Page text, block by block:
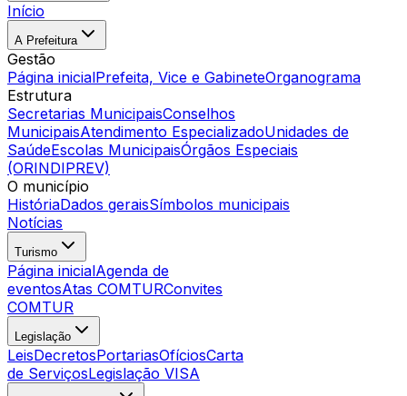
Início
A Prefeitura
Gestão
Página inicialPrefeita, Vice e GabineteOrganograma
Estrutura
Secretarias MunicipaisConselhos
MunicipaisAtendimento EspecializadoUnidades de
SaúdeEscolas MunicipaisÓrgãos Especiais
(ORINDIPREV)
O município
HistóriaDados geraisSímbolos municipais
Notícias
Turismo
Página inicialAgenda de
eventosAtas COMTURConvites
COMTUR
Legislação
LeisDecretosPortariasOfíciosCarta
de ServiçosLegislação VISA